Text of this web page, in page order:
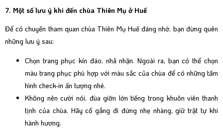
7. Một số lưu ý khi đến chùa Thiên Mụ ở Huế
Để có chuyến tham quan chùa Thiên Mụ Huế đáng nhớ, bạn đừng quên
những lưu ý sau:
Chọn trang phục kín đáo, nhã nhặn. Ngoài ra, bạn có thể chọn
màu trang phục phù hợp với màu sắc của chùa để có những tấm
hình check-in ấn tượng nhé.
Không nên cười nói, đùa giỡn lớn tiếng trong khuôn viên thanh
tịnh của chùa. Hãy cố gắng đi đứng nhẹ nhàng, giữ trật tự khi
hành hương.